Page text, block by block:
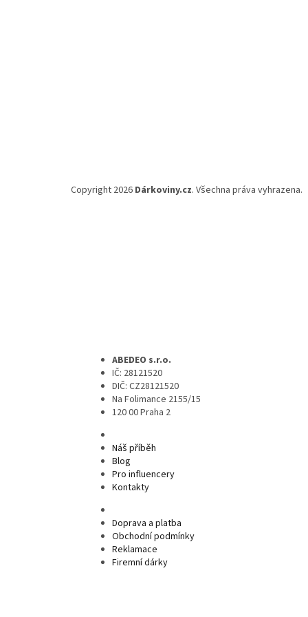
Copyright 2026 Dárkoviny.cz. Všechna práva vyhrazena.
ABEDEO s.r.o.
IČ: 28121520
DIČ: CZ28121520
Na Folimance 2155/15
120 00 Praha 2
Náš příběh
Blog
Pro influencery
Kontakty
Doprava a platba
Obchodní podmínky
Reklamace
Firemní dárky